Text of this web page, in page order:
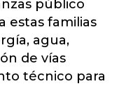
público
estas familias
agua,
de vías
técnico para